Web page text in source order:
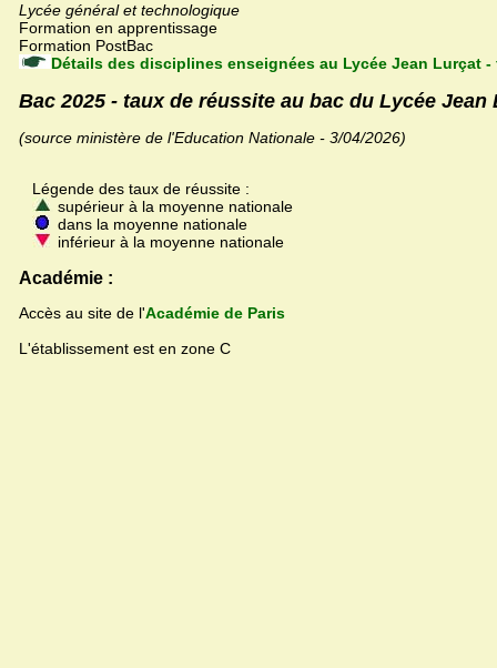
Lycée général et technologique
Formation en apprentissage
Formation PostBac
Détails des disciplines enseignées au Lycée Jean Lurçat -
Bac 2025 - taux de réussite au bac du Lycée Jean
(source ministère de l'Education Nationale - 3/04/2026)
Légende des taux de réussite :
supérieur à la moyenne nationale
dans la moyenne nationale
inférieur à la moyenne nationale
Académie :
Accès au site de l'Académie de Paris
L'établissement est en zone C